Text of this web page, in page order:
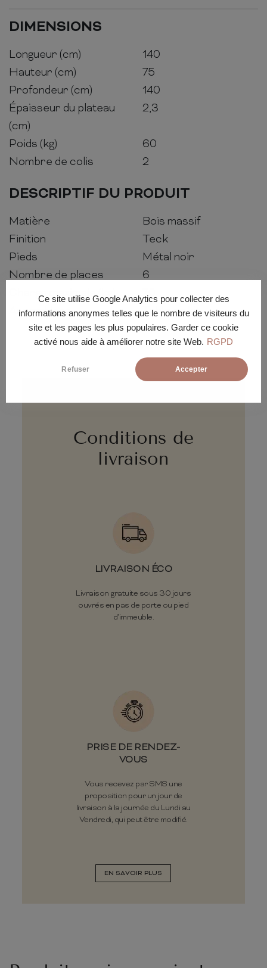
Ce site utilise Google Analytics pour collecter des
informations anonymes telles que le nombre de visiteurs du
site et les pages les plus populaires. Garder ce cookie
activé nous aide à améliorer notre site Web. RGPD
Refuser Accepter
DIMENSIONS
Longueur (cm)
140
Hauteur (cm)
75
Profondeur (cm)
140
Épaisseur du plateau
(cm)
2,3
Poids (kg)
60
Nombre de colis
2
DESCRIPTIF DU PRODUIT
Matière
Bois massif
Finition
Teck
Pieds
Métal noir
Nombre de places
6
Charge maximale (kg)
70
Assemblage
Table en kit
Conditions de
livraison
LIVRAISON ÉCO
Livraison gratuite sous 30 jours
ouvrés en pas de porte ou pied
d'immeuble.
PRISE DE RENDEZ-
VOUS
Vous recevez par SMS une
proposition pour un jour de
livraison à la journée du Lundi au
Vendredi, qui peut être modifié.
EN SAVOIR PLUS